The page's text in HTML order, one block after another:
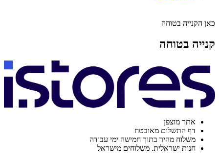
כאן הקנייה בטוחה
קנייה בטוחה
אתר מוצפן
דף התשלום מאובטח
משלוח מהיר בתוך חמישה ימי עבודה
חנות ישראלית. משלוחים מישראל